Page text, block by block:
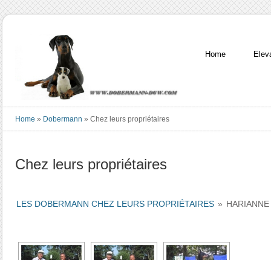
Home
Home » Dobermann » Chez leurs propriétaires
Chez leurs propriétaires
LES DOBERMANN CHEZ LEURS PROPRIÉTAIRES »